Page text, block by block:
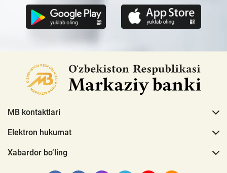
MB kontaktlari
Elektron hukumat
Xabardor bo‘ling